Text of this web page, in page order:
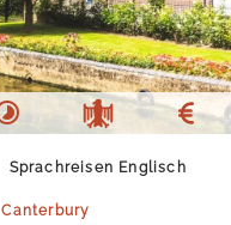
Sprachreisen Englisch
Canterbury